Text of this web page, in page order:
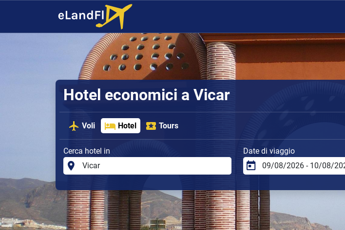
Hotel economici a Vicar
Voli Hotel Tours
Cerca hotel in Date di viaggio